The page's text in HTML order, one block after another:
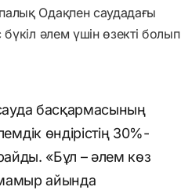
Одақпен саудадағы
әлем үшін өзекті болып
басқармасының
өндірістің 30%-
«Бұл – әлем көз
мамыр айында